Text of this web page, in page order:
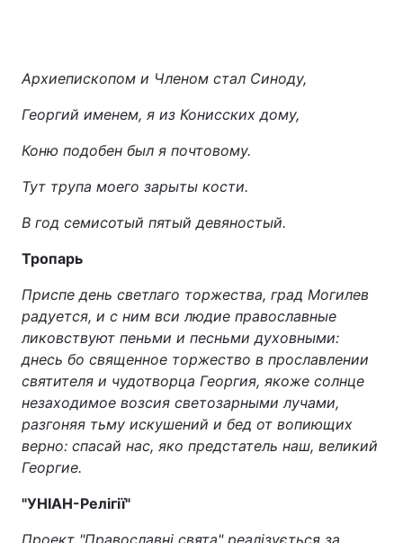
Архиепископом и Членом стал Синоду,
Георгий именем, я из Конисских дому,
Коню подобен был я почтовому.
Тут трупа моего зарыты кости.
В год семисотый пятый девяностый.
Тропарь
Приспе день светлаго торжества, град Могилев
радуется, и с ним вси людие православные
ликовствуют пеньми и песньми духовными:
днесь бо священное торжество в прославлении
святителя и чудотворца Георгия, якоже солнце
незаходимое возсия светозарными лучами,
разгоняя тьму искушений и бед от вопиющих
верно: спасай нас, яко предстатель наш, великий
Георгие.
"УНІАН-Релігії"
Проект "Православні свята" реалізується за